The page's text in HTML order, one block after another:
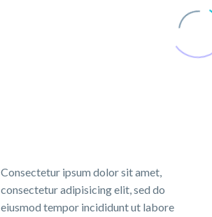
Consectetur ipsum dolor sit amet,
consectetur adipisicing elit, sed do
eiusmod tempor incididunt ut labore